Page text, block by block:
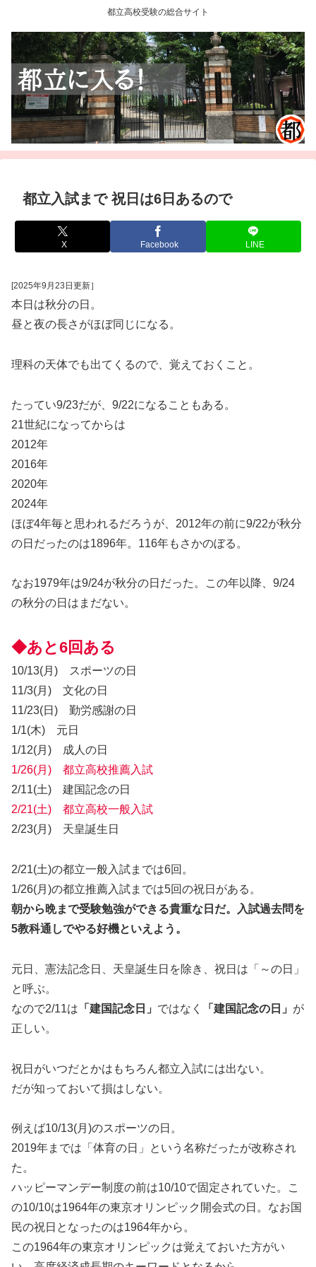
都立高校受験の総合サイト
都立入試まで 祝日は6日あるので
X Facebook LINE
[2025年9月23日更新］
本日は秋分の日。
昼と夜の長さがほぼ同じになる。
理科の天体でも出てくるので、覚えておくこと。
たってい9/23だが、9/22になることもある。
21世紀になってからは
2012年
2016年
2020年
2024年
ほぼ4年毎と思われるだろうが、2012年の前に9/22が秋分
の日だったのは1896年。116年もさかのぼる。
なお1979年は9/24が秋分の日だった。この年以降、9/24
の秋分の日はまだない。
◆あと6回ある
10/13(月) スポーツの日
11/3(月) 文化の日
11/23(日) 勤労感謝の日
1/1(木) 元日
1/12(月) 成人の日
1/26(月) 都立高校推薦入試
2/11(土) 建国記念の日
2/21(土) 都立高校一般入試
2/23(月) 天皇誕生日
2/21(土)の都立一般入試までは6回。
1/26(月)の都立推薦入試までは5回の祝日がある。
朝から晩まで受験勉強ができる貴重な日だ。入試過去問を
5教科通しでやる好機といえよう。
元日、憲法記念日、天皇誕生日を除き、祝日は「～の日」
と呼ぶ。
なので2/11は 「建国記念日」 ではなく 「建国記念の日」 が
正しい。
祝日がいつだとかはもちろん都立入試には出ない。
だが知っておいて損はしない。
例えば10/13(月)のスポーツの日。
2019年までは「体育の日」という名称だったが改称され
た。
ハッピーマンデー制度の前は10/10で固定されていた。こ
の10/10は1964年の東京オリンピック開会式の日。なお国
民の祝日となったのは1964年から。
この1964年の東京オリンピックは覚えておいた方がい